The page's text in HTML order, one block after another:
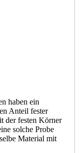
haben ein
Anteil fester
der festen Körner
solche Probe
Material mit